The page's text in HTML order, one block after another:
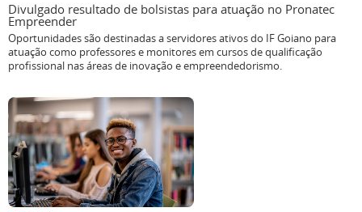
Divulgado resultado de bolsistas para atuação no Pronatec
Empreender
Oportunidades são destinadas a servidores ativos do IF Goiano para
atuação como professores e monitores em cursos de qualificação
profissional nas áreas de inovação e empreendedorismo.